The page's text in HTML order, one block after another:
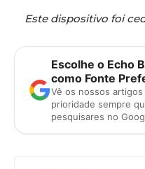
Este dispositivo foi
Escolhe o Echo
como Fonte
Vê os nossos artigos
prioridade sempre
pesquisares no